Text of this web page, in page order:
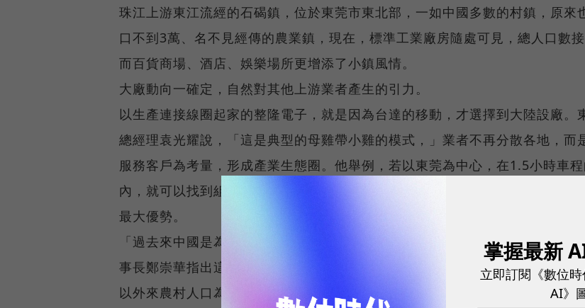
珠江上游東江流經的石碣鎮，位於東莞市東北部，一如中國多數的村鎮，原來
口不到3萬、名不見經傳的農業鎮，現在，標準工業廠房隨處可見，總人口數接
而百貨商場、酒店、娛樂場所更增添了小鎮風情。
大廠動向一確定，自然對其他上游業者產生的引力。
以生產連接線圈起家的整隆電子，就是因為台達的移動，才選擇到大陸設廠。
總經理袁光耀說，「這是典型的母雞帶小雞的模式，」業者不再分散各地，而
服務客戶為考量，形成產業生態圈。他舉例，若以東莞為中心，在1.5小時車
內，就可以找到組裝一部電腦所需的所有配備，他認為，生產體系的完整，是
最大優勢。
「過去來中國是為了低成本的勞工，現在是為了維持新產品開發的工程人員。
事長鄭崇華指出這些日子台商到中國心態的轉變。
以外來農村人口為主的東莞地區，無法完全滿足業者朝技術密集發展的考量，
掌握最新
立即訂閱《數位
AI》